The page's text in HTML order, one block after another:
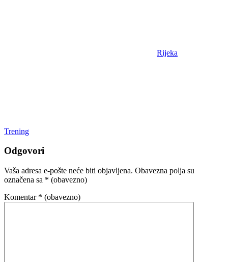
Rijeka
Trening
Odgovori
Vaša adresa e-pošte neće biti objavljena. Obavezna polja su
označena sa * (obavezno)
Komentar * (obavezno)